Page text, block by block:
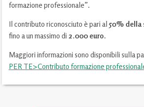
formazione professionale”.
Il contributo riconosciuto è pari al 50% della
fino a un massimo di 2.000 euro.
Maggiori informazioni sono disponibili sulla
PER TE>Contributo formazione